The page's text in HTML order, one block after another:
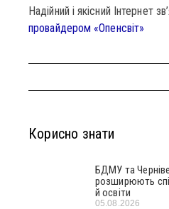
Надійний і якісний Інтернет
провайдером «Опенсвіт»
Корисно знати
БДМУ та
розширюють
й освіти
05.08.2026